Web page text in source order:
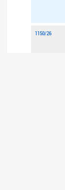
1150/26